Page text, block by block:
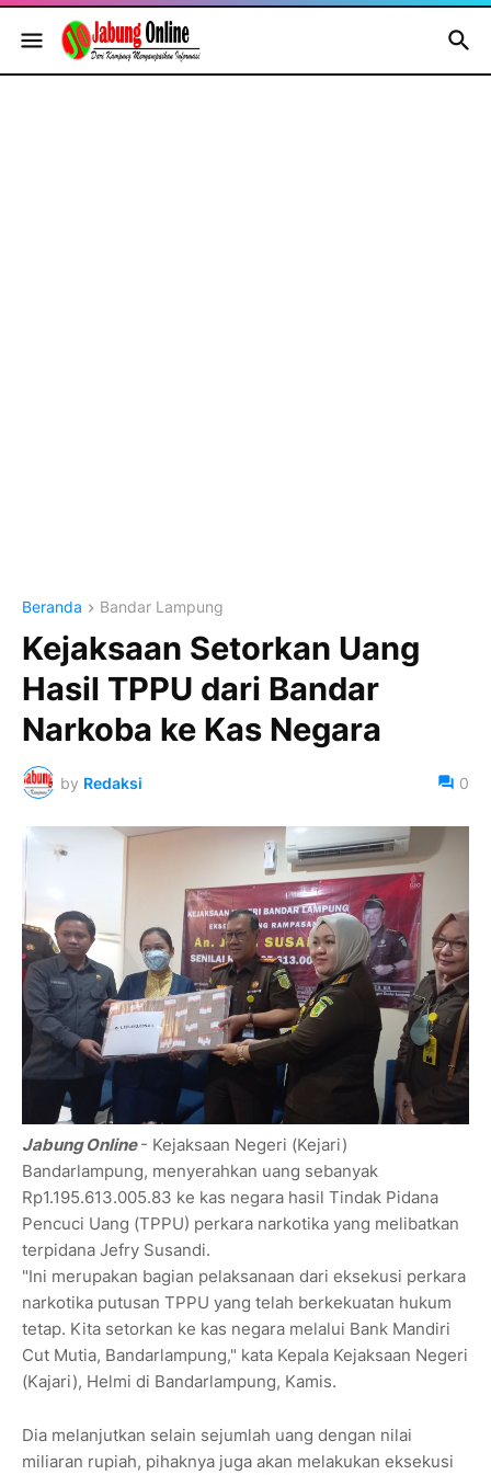
Beranda Bandar Lampung
Kejaksaan Setorkan Uang
Hasil TPPU dari Bandar
Narkoba ke Kas Negara
by Redaksi 0
Jabung Online- Kejaksaan Negeri (Kejari)
Bandarlampung, menyerahkan uang sebanyak
Rp1.195.613.005.83 ke kas negara hasil Tindak Pidana
Pencuci Uang (TPPU) perkara narkotika yang melibatkan
terpidana Jefry Susandi.
"Ini merupakan bagian pelaksanaan dari eksekusi perkara
narkotika putusan TPPU yang telah berkekuatan hukum
tetap. Kita setorkan ke kas negara melalui Bank Mandiri
Cut Mutia, Bandarlampung," kata Kepala Kejaksaan Negeri
(Kajari), Helmi di Bandarlampung, Kamis.
Dia melanjutkan selain sejumlah uang dengan nilai
miliaran rupiah, pihaknya juga akan melakukan eksekusi